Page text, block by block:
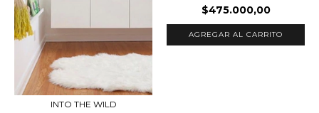
INTO THE WILD
$475.000,00